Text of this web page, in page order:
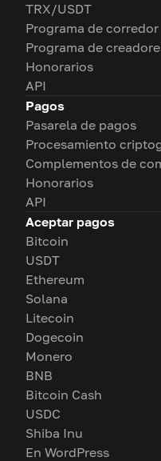
TRX/USDT
Programa de corredor
Programa de
Honorarios
API
Pagos
Pasarela de pagos
Procesamiento
Complementos de
Honorarios
API
Aceptar pagos
Bitcoin
USDT
Ethereum
Solana
Litecoin
Dogecoin
Monero
BNB
Bitcoin Cash
USDC
Shiba Inu
En WordPress